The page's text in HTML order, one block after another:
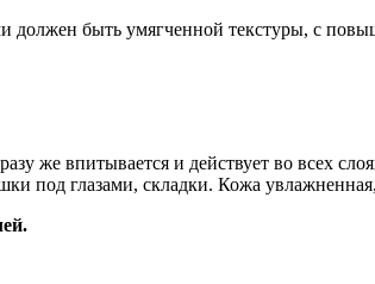
должен быть умягченной текстуры, с
же впитывается и действует во всех
под глазами, складки. Кожа